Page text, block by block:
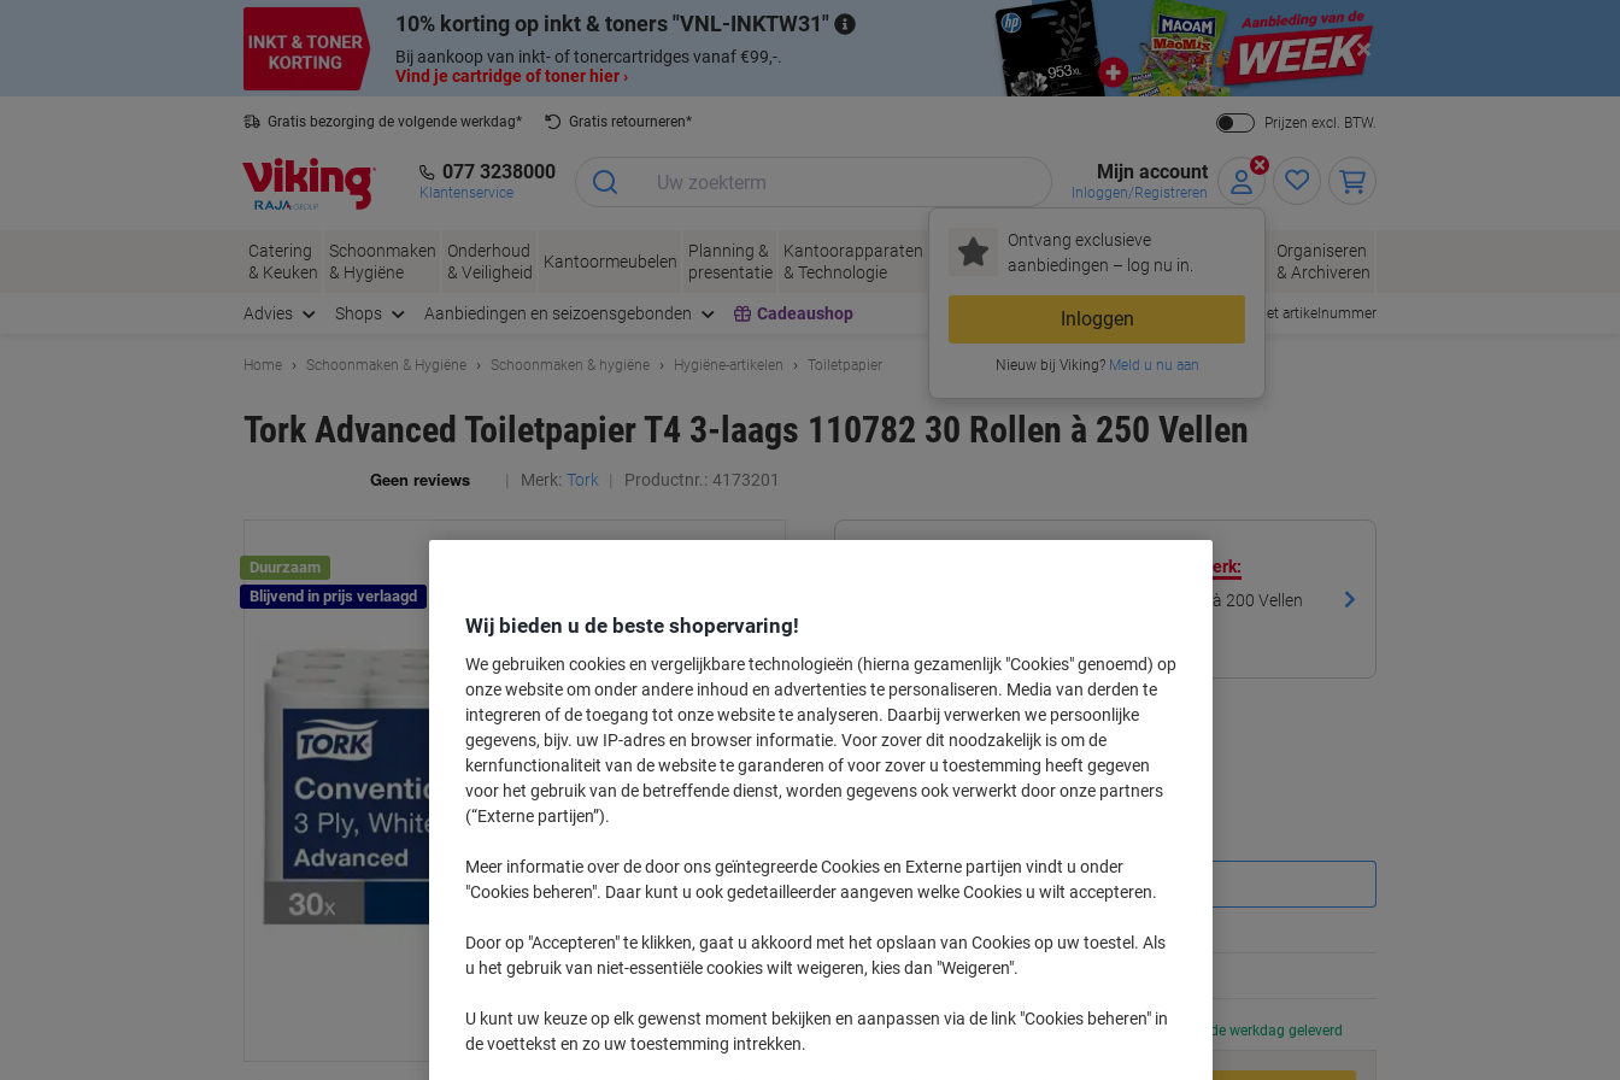
10% korting op inkt & toners VNL-INKTW31
Bij aankoop van inkt- of tonercartridges vanaf €99,-.
Vind je cartridge of toner hier ›
Close
Gratis bezorging de volgende werkdag*
Gratis retourneren*
Prijzen excl. BTW.
077 3238000
Klantenservice
Mijn account
Inloggen/Registreren
Ontvang exclusieve
aanbiedingen – log nu in.
Inloggen
Nieuw bij Viking?Meld u nu aan
Catering
& Keuken
Schoonmaken
& Hygiëne
Onderhoud
& Veiligheid
Kantoormeubelen
Planning &
presentatie
Kantoorapparaten
& Technologie
Inkt &
Toner
Papier, Enveloppen
& Verpakken
Kantoorartikelen
Organiseren
& Archiveren
Advies Shops Aanbiedingen en seizoensgebonden Cadeaushop Snel bestellen met artikelnummer
Home Schoonmaken & Hygiëne Schoonmaken & hygiëne Hygiëne-artikelen Toiletpapier
Tork Advanced Toiletpapier T4 3-laags 110782 30 Rollen à 250 Vellen
Merk: Tork Productnr.: 4173201
Duurzaam
Blijvend in prijs verlaagd
Switch en bespaar met ons eigen merk:
Viking Toiletpapier 3-laags 48 Rollen à 200 Vellen
Koop Meer,Bespaar Meer
€ 22,99
Pak
Vanaf 4 Pakken
€ 24,99
4+ Pakken € 22,99
Momenteel op voorraad Vóór 15:30 uur besteld, volgende werkdag geleverd
Wij bieden u de beste shopervaring!
We gebruiken cookies en vergelijkbare technologieën (hierna gezamenlijk "Cookies" genoemd) op
onze website om onder andere inhoud en advertenties te personaliseren. Media van derden te
integreren of de toegang tot onze website te analyseren. Daarbij verwerken we persoonlijke
gegevens, bijv. uw IP-adres en browser informatie. Voor zover dit noodzakelijk is om de
kernfunctionaliteit van de website te garanderen of voor zover u toestemming heeft gegeven
voor het gebruik van de betreffende dienst, worden gegevens ook verwerkt door onze partners
(“Externe partijen”).
Meer informatie over de door ons geïntegreerde Cookies en Externe partijen vindt u onder
"Cookies beheren". Daar kunt u ook gedetailleerder aangeven welke Cookies u wilt accepteren.
Door op "Accepteren" te klikken, gaat u akkoord met het opslaan van Cookies op uw toestel. Als
u het gebruik van niet-essentiële cookies wilt weigeren, kies dan "Weigeren".
U kunt uw keuze op elk gewenst moment bekijken en aanpassen via de link "Cookies beheren" in
de voettekst en zo uw toestemming intrekken.